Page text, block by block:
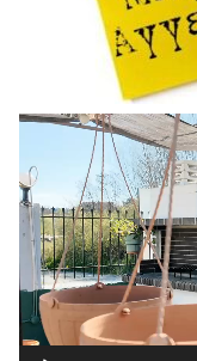
Πρόγραμμα
Αναπαραγωγής
Βίντεο